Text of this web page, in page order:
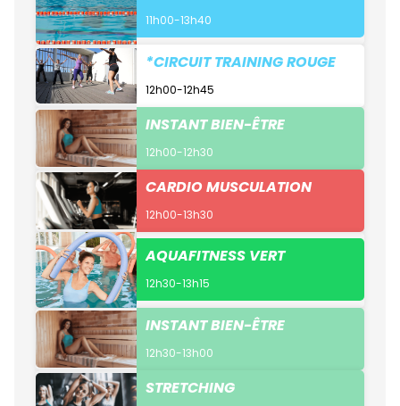
11h00-13h40
*CIRCUIT TRAINING ROUGE
12h00-12h45
INSTANT BIEN-ÊTRE
12h00-12h30
CARDIO MUSCULATION
12h00-13h30
AQUAFITNESS VERT
12h30-13h15
INSTANT BIEN-ÊTRE
12h30-13h00
STRETCHING